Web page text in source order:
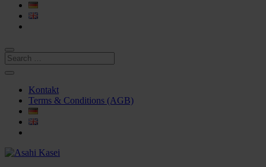
Kontakt
Terms & Conditions (AGB)